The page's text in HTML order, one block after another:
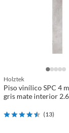
Holztek
Piso vinílico SPC 4
gris mate interior
(13)